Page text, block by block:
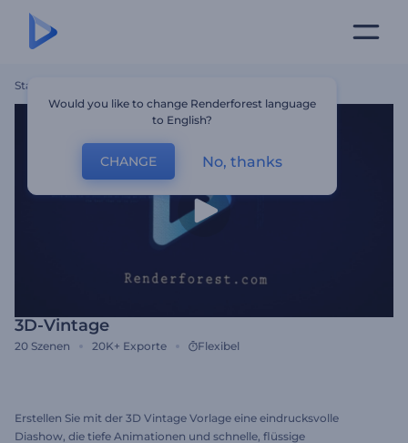
Startseite
3D-Vintage
20 Szenen 20K+ Exporte Flexibel
Erstellen Sie mit der 3D Vintage Vorlage eine eindrucksvolle
Diashow, die tiefe Animationen und schnelle, flüssige
Would you like to change Renderforest language
to English?
CHANGE No, thanks